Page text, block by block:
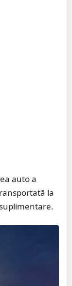
auto a
la